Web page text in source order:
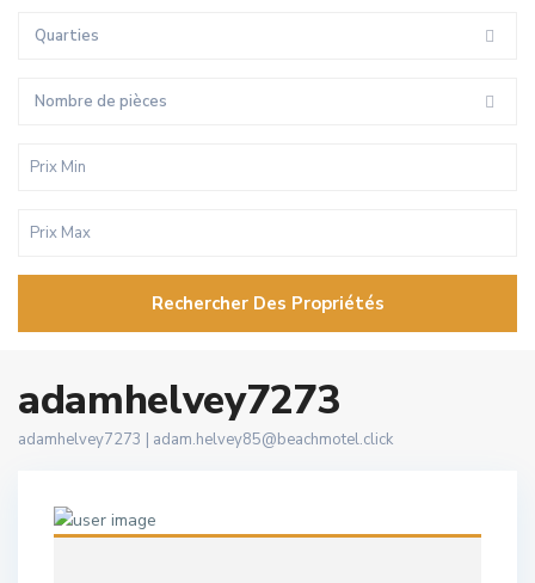
Quarties
Nombre de pièces
Rechercher Des Propriétés
adamhelvey7273
adamhelvey7273 | adam.helvey85@beachmotel.click